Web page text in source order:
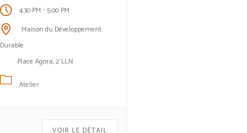
4:30 PM - 5:00 PM
Maison du Développement
Durable
Place Agora, 2 LLN
Atelier
VOIR LE DÉTAIL